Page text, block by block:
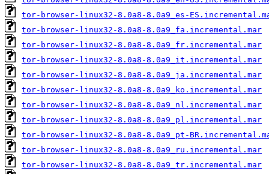
tor-browser-linux32-8.0a8-8.0a9_es-
tor-browser-linux32-8.0a8-8.0a9_fa.incremental.mar
tor-browser-linux32-8.0a8-8.0a9_fr.incremental.mar
tor-browser-linux32-8.0a8-8.0a9_it.incremental.mar
tor-browser-linux32-8.0a8-8.0a9_ja.incremental.mar
tor-browser-linux32-8.0a8-8.0a9_ko.incremental.mar
tor-browser-linux32-8.0a8-8.0a9_nl.incremental.mar
tor-browser-linux32-8.0a8-8.0a9_pl.incremental.mar
tor-browser-linux32-8.0a8-8.0a9_pt-
tor-browser-linux32-8.0a8-8.0a9_ru.incremental.mar
tor-browser-linux32-8.0a8-8.0a9_tr.incremental.mar